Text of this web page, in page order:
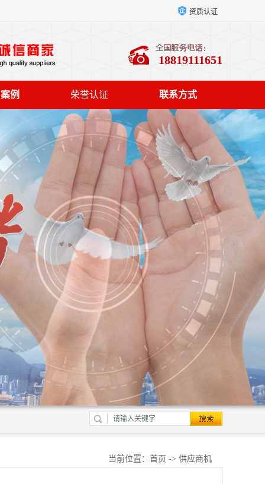
资质认证
18819111651
例 荣誉认证 联系方式
当前位置： 首页 -> 供应商机